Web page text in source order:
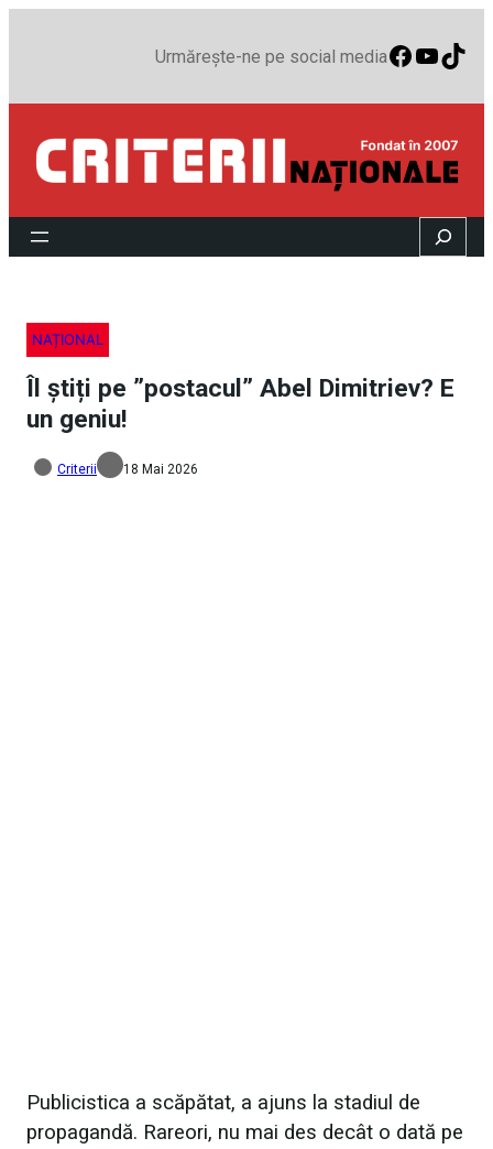
Urmărește-ne pe social media
Search
NAȚIONAL
Îl știți pe ”postacul” Abel Dimitriev? E
un geniu!
Criterii 18 Mai 2026
Publicistica a scăpătat, a ajuns la stadiul de
propagandă. Rareori, nu mai des decât o dată pe